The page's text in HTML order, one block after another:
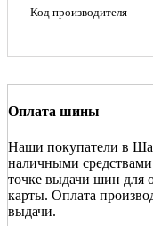
Код производителя
Оплата шины
Наши покупатели в
наличными
точке выдачи шин для
карты. Оплата
выдачи.